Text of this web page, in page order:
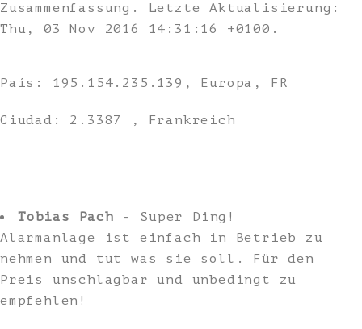
Zusammenfassung. Letzte Aktualisierung:
Thu, 03 Nov 2016 14:31:16 +0100.
País: 195.154.235.139, Europa, FR
Ciudad: 2.3387 , Frankreich
Tobias Pach - Super Ding!
Alarmanlage ist einfach in Betrieb zu
nehmen und tut was sie soll. Für den
Preis unschlagbar und unbedingt zu
empfehlen!